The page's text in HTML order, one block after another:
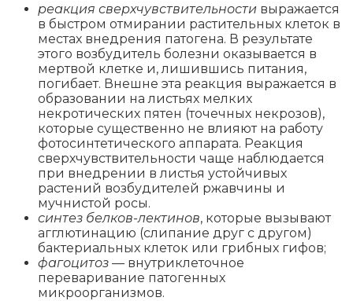
реакция сверхчувствительности выражается
в быстром отмирании растительных клеток в
местах внедрения патогена. В результате
этого возбудитель болезни оказывается в
мертвой клетке и, лишившись питания,
погибает. Внешне эта реакция выражается в
образовании на листьях мелких
некротических пятен (точечных некрозов),
которые существенно не влияют на работу
фотосинтетического аппарата. Реакция
сверхчувствительности чаще наблюдается
при внедрении в листья устойчивых
растений возбудителей ржавчины и
мучнистой росы.
синтез белков-лектинов, которые вызывают
агглютинацию (слипание друг с другом)
бактериальных клеток или грибных гифов;
фагоцитоз — внутриклеточное
переваривание патогенных
микроорганизмов.